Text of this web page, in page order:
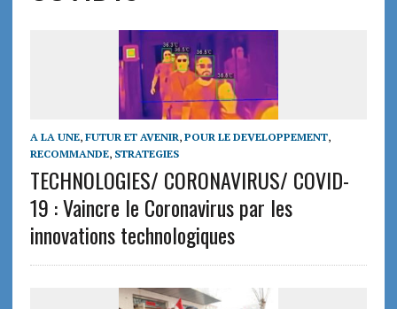
A LA UNE, FUTUR ET AVENIR, POUR LE DEVELOPPEMENT,
RECOMMANDE, STRATEGIES
TECHNOLOGIES/ CORONAVIRUS/ COVID-
19 : Vaincre le Coronavirus par les
innovations technologiques